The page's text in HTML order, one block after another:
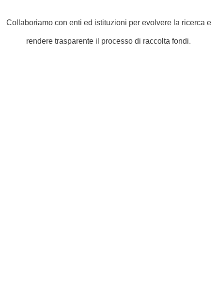
Collaboriamo con enti ed istituzioni per evolvere la ricerca e
rendere trasparente il processo di raccolta fondi.